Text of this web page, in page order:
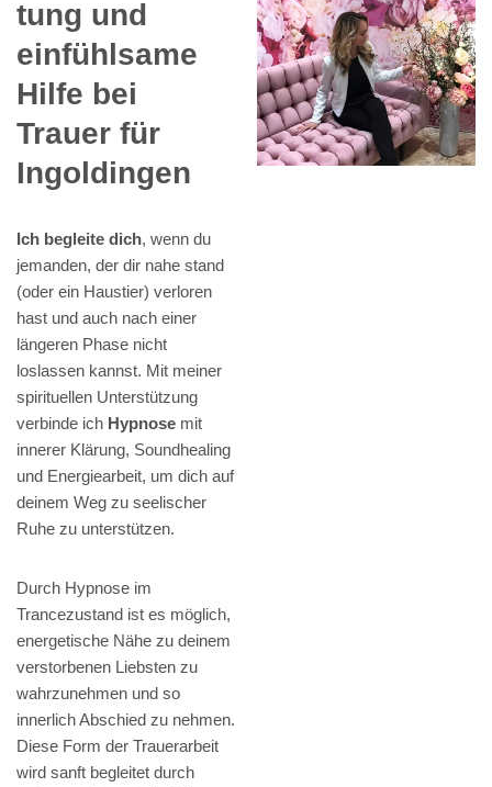
tung und
einfühlsame
Hilfe bei
Trauer für
Ingoldingen
Ich begleite dich, wenn du
jemanden, der dir nahe stand
(oder ein Haustier) verloren
hast und auch nach einer
längeren Phase nicht
loslassen kannst. Mit meiner
spirituellen Unterstützung
verbinde ich Hypnose mit
innerer Klärung, Soundhealing
und Energiearbeit, um dich auf
deinem Weg zu seelischer
Ruhe zu unterstützen.
Durch Hypnose im
Trancezustand ist es möglich,
energetische Nähe zu deinem
verstorbenen Liebsten zu
wahrzunehmen und so
innerlich Abschied zu nehmen.
Diese Form der Trauerarbeit
wird sanft begleitet durch